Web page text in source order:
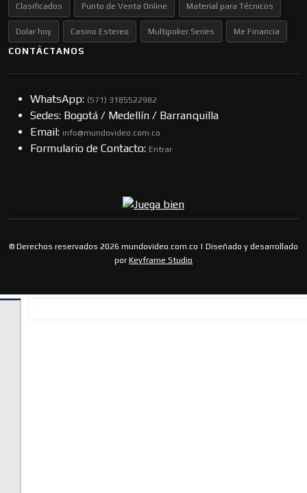
Clasificados Punto de Venta Online Material para Técnicos
Dolar hoy Casino Estereo Multipoker Series Me Financia
CONTÁCTANOS
WhatsApp: (57​​1) 3185522982
Sedes: Bogotá / Medellín / Barranquilla
Email: info@mundovideo.com.co
Formulario de Contacto: Entrar
© Derechos reservados 2026 mundovideo.com.co | Diseñado y desarrollado
por Keyframe Studio